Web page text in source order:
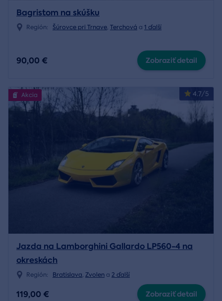
Bagristom na skúšku
Región: Šúrovce pri Trnave, Terchová a 1 ďalší
90,00 € Zobraziť detail
4.7/5
Akcia
Jazda na Lamborghini Gallardo LP560-4 na
okreskách
Región: Bratislava, Zvolen a 2 ďalší
119,00 € Zobraziť detail